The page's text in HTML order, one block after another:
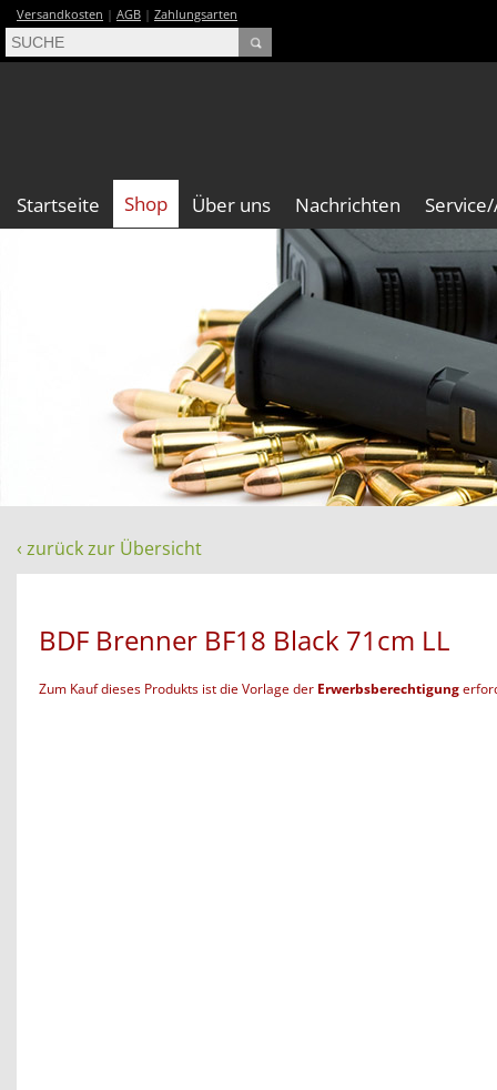
Versandkosten | AGB | Zahlungsarten
Startseite Shop Über uns Nachrichten
‹ zurück zur Übersicht
BDF Brenner BF18 Black 71cm LL
Zum Kauf dieses Produkts ist die Vorlage der Erwerbsberechtigung